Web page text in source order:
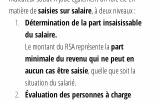
matière de saisies sur salaire, à deux niveaux :
Détermination de la part insaisissable
du salaire.
Le montant du RSA représente la part
minimale du revenu qui ne peut en
aucun cas être saisie, quelle que soit la
situation du salarié.
Évaluation des personnes à charge